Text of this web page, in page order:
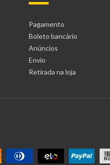
Pagamento
Boleto bancário
Anúncios
Envio
Retirada na loja